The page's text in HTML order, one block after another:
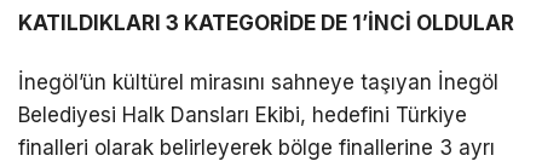
KATILDIKLARI 3 KATEGORİDE DE 1’İNCİ OLDULAR
İnegöl’ün kültürel mirasını sahneye taşıyan İnegöl
Belediyesi Halk Dansları Ekibi, hedefini Türkiye
finalleri olarak belirleyerek bölge finallerine 3 ayrı